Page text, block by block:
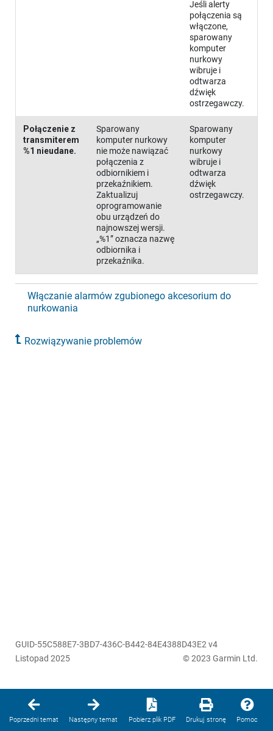
Jeśli alerty
połączenia są
włączone,
sparowany
komputer
nurkowy
wibruje i
odtwarza
dźwięk
ostrzegawczy.
Połączenie z
transmiterem
%1 nieudane.
Sparowany
komputer nurkowy
nie może nawiązać
połączenia z
odbiornikiem i
przekaźnikiem.
Zaktualizuj
oprogramowanie
obu urządzeń do
najnowszej wersji.
„%1” oznacza nazwę
odbiornika i
przekaźnika.
Sparowany
komputer
nurkowy
wibruje i
odtwarza
dźwięk
ostrzegawczy.
Włączanie alarmów zgubionego akcesorium do
nurkowania
Rozwiązywanie problemów
GUID-55C588E7-3BD7-436C-B442-84E4388D43E2 v4
Listopad 2025
© 2023 Garmin Ltd.
Poprzedni temat Następny temat Pobierz plik PDF Drukuj stronę Pomoc